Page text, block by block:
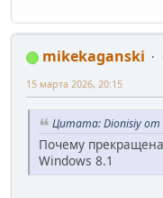
mikekaganski
15 марта 2026, 20:15
Цитата: Dionisiy от
Почему
Windows 8.1